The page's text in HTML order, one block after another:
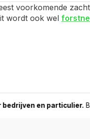
voorkomende
wordt ook wel
en particulier.